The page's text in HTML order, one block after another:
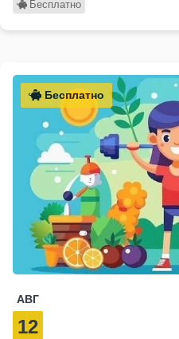
Бесплатно
Бесплатно
АВГ
12